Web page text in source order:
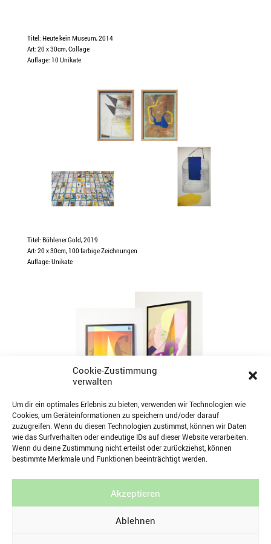
Cookie-Zustimmung
verwalten
Um dir ein optimales Erlebnis zu bieten, verwenden wir Technologien wie
Cookies, um Geräteinformationen zu speichern und/oder darauf
zuzugreifen. Wenn du diesen Technologien zustimmst, können wir Daten
wie das Surfverhalten oder eindeutige IDs auf dieser Website verarbeiten.
Wenn du deine Zustimmung nicht erteilst oder zurückziehst, können
bestimmte Merkmale und Funktionen beeinträchtigt werden.
Akzeptieren
Ablehnen
Titel: Heute kein Museum, 2014
Art: 20 x 30cm, Collage
Auflage: 10 Unikate
Titel: Böhlener Gold, 2019
Art: 20 x 30cm, 100 farbige Zeichnungen
Auflage: Unikate
Titel: Heute kein Museum – GestaltBewegungFarbe, 2014
Art: 30 x 40cm, farbige Collage
Auflage: Unikate